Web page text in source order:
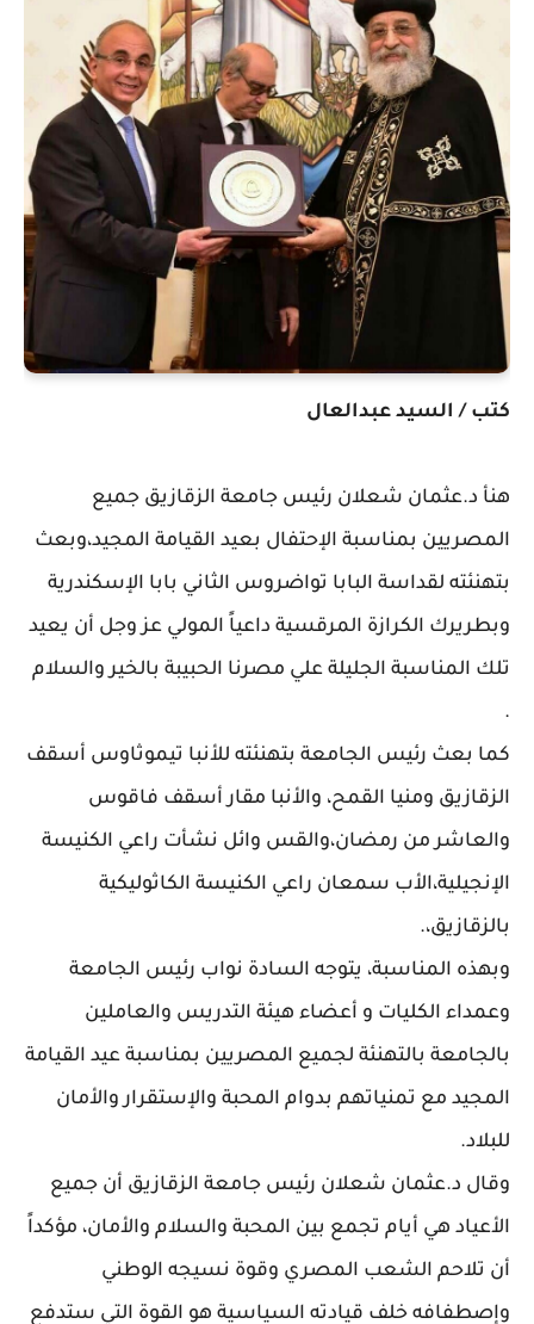
كتب / السيد عبدالعال
هنأ د.عثمان شعلان رئيس جامعة الزقازيق جميع
المصريين بمناسبة الإحتفال بعيد القيامة المجيد،وبعث
بتهنئته لقداسة البابا تواضروس الثاني بابا الإسكندرية
وبطريرك الكرازة المرقسية داعياً المولي عز وجل أن يعيد
تلك المناسبة الجليلة علي مصرنا الحبيبة بالخير والسلام
.
كما بعث رئيس الجامعة بتهنئته للأنبا تيموثاوس أسقف
الزقازيق ومنيا القمح، والأنبا مقار أسقف فاقوس
والعاشر من رمضان،والقس وائل نشأت راعي الكنيسة
الإنجيلية،الأب سمعان راعي الكنيسة الكاثوليكية
بالزقازيق،.
وبهذه المناسبة، يتوجه السادة نواب رئيس الجامعة
وعمداء الكليات و أعضاء هيئة التدريس والعاملين
بالجامعة بالتهنئة لجميع المصريين بمناسبة عيد القيامة
المجيد مع تمنياتهم بدوام المحبة والإستقرار والأمان
للبلاد.
وقال د.عثمان شعلان رئيس جامعة الزقازيق أن جميع
الأعياد هي أيام تجمع بين المحبة والسلام والأمان، مؤكداً
أن تلاحم الشعب المصري وقوة نسيجه الوطني
وإصطفافه خلف قيادته السياسية هو القوة التي ستدفع